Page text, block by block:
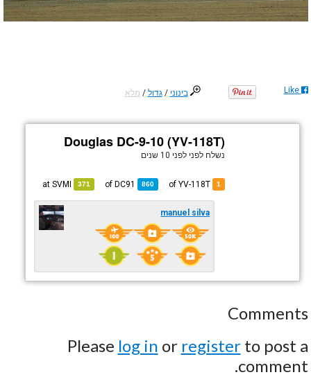
בינוני /גדול / מלא Like
Douglas DC-9-10 (YV-118T)
נשלח לפני לפני 10 שנים
1
860
DC91
371
SVMI
manuel silva
Comments
Please log in or registerto post a
comment.